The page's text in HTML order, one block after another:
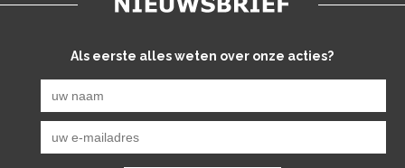
Als eerste alles weten over onze acties?